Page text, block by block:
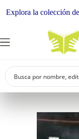
la colección de